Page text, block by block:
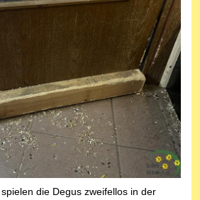
die Degus zweifellos in der